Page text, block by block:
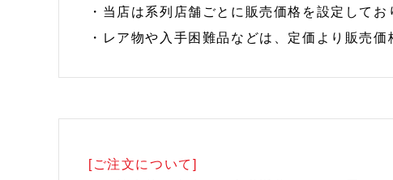
・当店は系列店舗ごとに販売価格を設定して
・レア物や入手困難品などは、定価より販売
[ご注文について]